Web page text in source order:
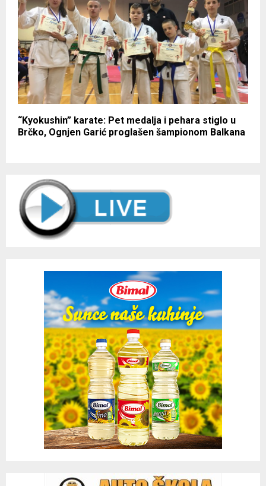
“Kyokushin” karate: Pet medalja i pehara stiglo u
Brčko, Ognjen Garić proglašen šampionom Balkana